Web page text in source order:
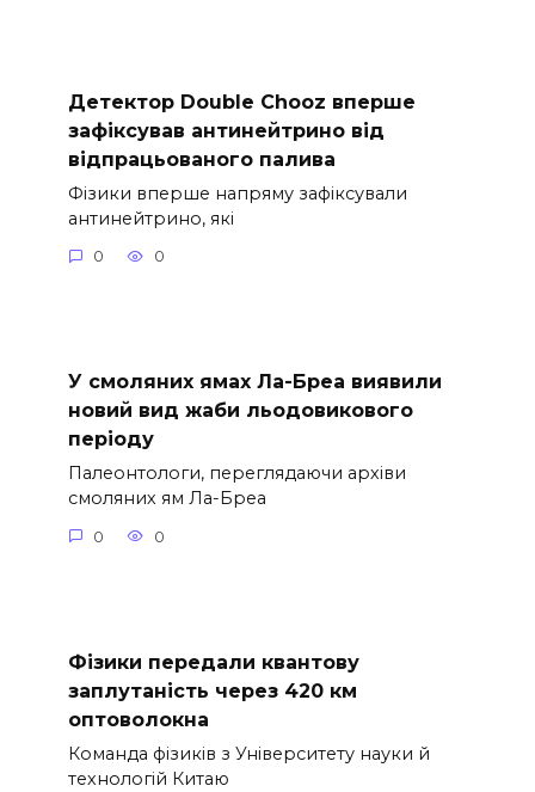
Детектор Double Chooz вперше
зафіксував антинейтрино від
відпрацьованого палива
Фізики вперше напряму зафіксували
антинейтрино, які
0 0
У смоляних ямах Ла-Бреа виявили
новий вид жаби льодовикового
періоду
Палеонтологи, переглядаючи архіви
смоляних ям Ла-Бреа
0 0
Фізики передали квантову
заплутаність через 420 км
оптоволокна
Команда фізиків з Університету науки й
технологій Китаю